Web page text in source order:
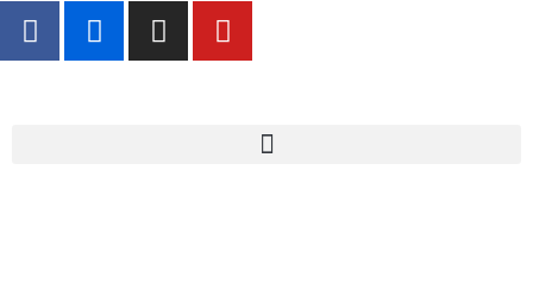
F
a
c
F
l
i
I
n
s
Y
o
u